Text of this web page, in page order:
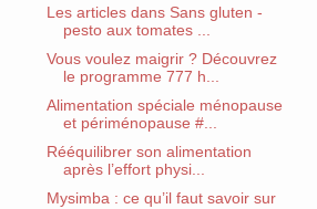
Les articles dans Sans gluten -
pesto aux tomates ...
Vous voulez maigrir ? Découvrez
le programme 777 h...
Alimentation spéciale ménopause
et périménopause #...
Rééquilibrer son alimentation
après l’effort physi...
Mysimba : ce qu’il faut savoir sur